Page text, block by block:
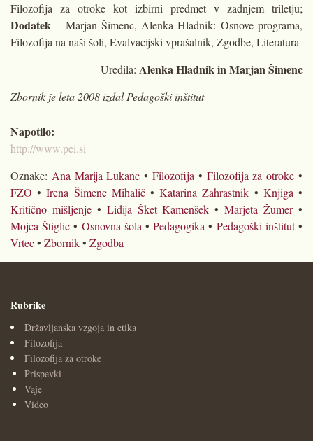
Filozofija za otroke kot izbirni predmet v zadnjem triletju;
Dodatek – Marjan Šimenc, Alenka Hladnik: Osnove programa,
Filozofija na naši šoli, Evalvacijski vprašalnik, Zgodbe, Literatura
Uredila: Alenka Hladnik in Marjan Šimenc
Zbornik je leta 2008 izdal Pedagoški inštitut
Napotilo:
http://www.pei.si
Oznake: Ana Marija Lukanc •Filozofija • Filozofija za otroke •
FZO •Irena Šimenc Mihalič•Katarina Zahrastnik • Knjiga•
Kritično mišljenje• Lidija Šket Kamenšek •Marjeta Žumer•
Mojca Štiglic • Osnovna šola•Pedagogika • Pedagoški inštitut•
Vrtec• Zbornik• Zgodba
Rubrike
Državljanska vzgoja in etika
Filozofija
Filozofija za otroke
Prispevki
Vaje
Video